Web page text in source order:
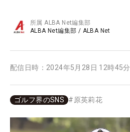
所属ALBA Net編集部
ALBA Net編集部 / ALBA Net
配信日時： 2024年5月28日 12時45分
ゴルフ界のSNS # 原英莉花